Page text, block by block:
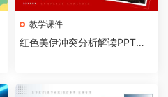
教学课件
红色美伊冲突分析解读PPT模